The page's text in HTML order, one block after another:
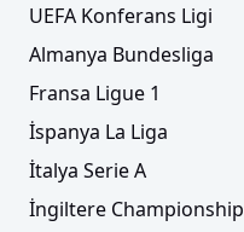
UEFA Konferans Ligi
Almanya Bundesliga
Fransa Ligue 1
İspanya La Liga
İtalya Serie A
İngiltere Championship